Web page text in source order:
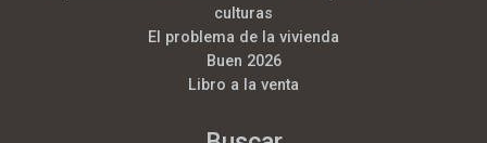
culturas
El problema de la vivienda
Buen 2026
Libro a la venta